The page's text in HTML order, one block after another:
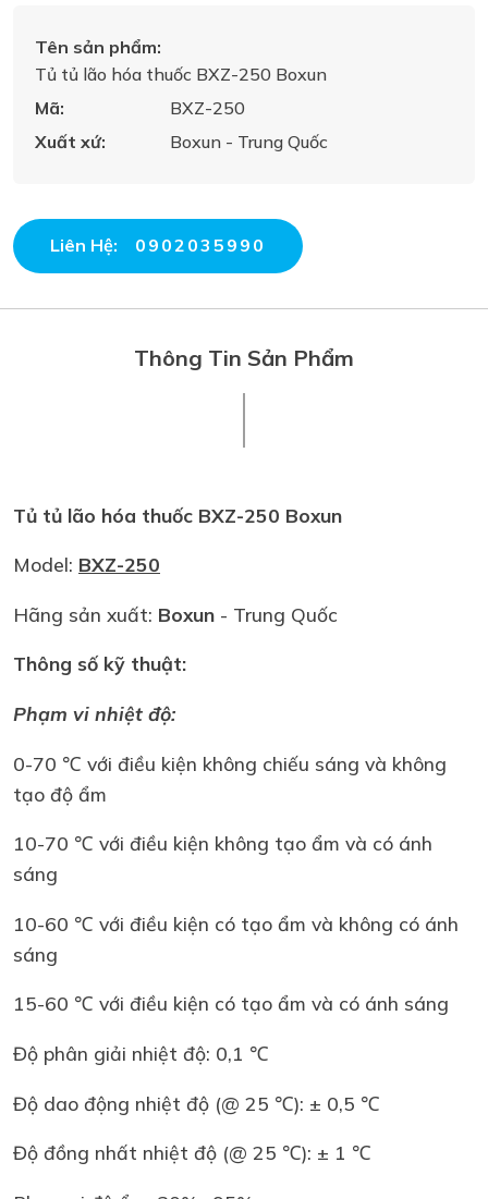
Tên sản phẩm:
Tủ tủ lão hóa thuốc BXZ-250 Boxun
Mã:
BXZ-250
Xuất xứ:
Boxun - Trung Quốc
Liên Hệ: 0902035990
Thông Tin Sản Phẩm
Tủ tủ lão hóa thuốc BXZ-250 Boxun
Model: BXZ-250
Hãng sản xuất: Boxun - Trung Quốc
Thông số kỹ thuật:
Phạm vi nhiệt độ:
0-70 ℃ với điều kiện không chiếu sáng và không
tạo độ ẩm
10-70 ℃ với điều kiện không tạo ẩm và có ánh
sáng
10-60 ℃ với điều kiện có tạo ẩm và không có ánh
sáng
15-60 ℃ với điều kiện có tạo ẩm và có ánh sáng
Độ phân giải nhiệt độ: 0,1 ℃
Độ dao động nhiệt độ (@ 25 ℃): ± 0,5 ℃
Độ đồng nhất nhiệt độ (@ 25 ℃): ± 1 ℃